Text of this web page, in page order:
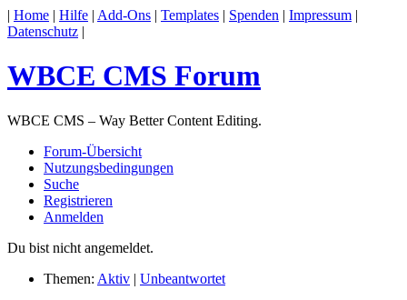
| Home | Hilfe | Add-Ons | Templates | Spenden | Impressum |
Datenschutz |
WBCE CMS Forum
WBCE CMS – Way Better Content Editing.
Forum-Übersicht
Nutzungsbedingungen
Suche
Registrieren
Anmelden
Du bist nicht angemeldet.
Themen: Aktiv | Unbeantwortet